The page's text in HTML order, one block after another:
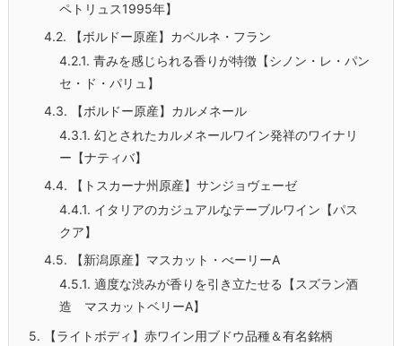
ペトリュス1995年】
4.2. 【ボルドー原産】カベルネ・フラン
4.2.1. 青みを感じられる香りが特徴【シノン・レ・パン
セ・ド・パリュ】
4.3. 【ボルドー原産】カルメネール
4.3.1. 幻とされたカルメネールワイン発祥のワイナリ
ー【ナティバ】
4.4. 【トスカーナ州原産】サンジョヴェーゼ
4.4.1. イタリアのカジュアルなテーブルワイン【パス
クア】
4.5. 【新潟原産】マスカット・べーリーA
4.5.1. 適度な渋みが香りを引き立たせる【スズラン酒
造 マスカットベリーA】
5. 【ライトボディ】赤ワイン用ブドウ品種＆有名銘柄